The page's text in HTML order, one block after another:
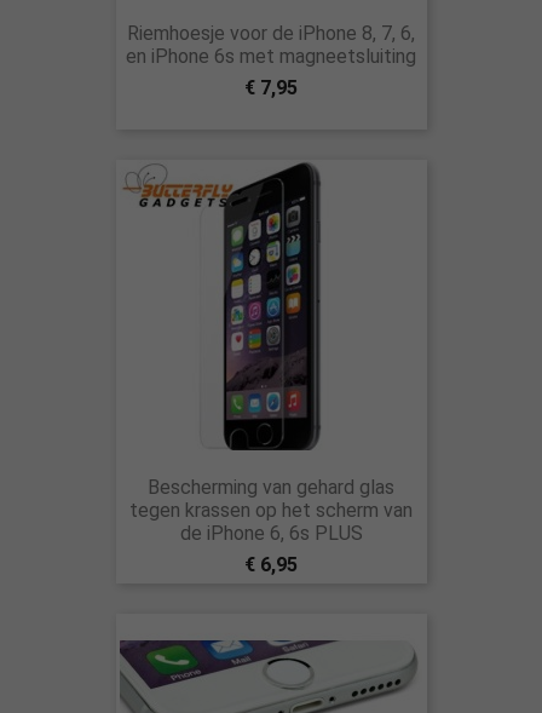
Riemhoesje voor de iPhone 8, 7, 6,
en iPhone 6s met magneetsluiting
€ 7,95
Bescherming van gehard glas
tegen krassen op het scherm van
de iPhone 6, 6s PLUS
€ 6,95